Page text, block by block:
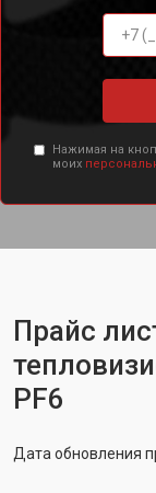
Нажимая на
моих
Прайс
PF6
Дата обновления